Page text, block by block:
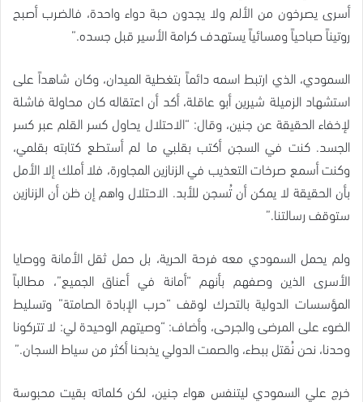
أسرى يصرخون من الألم ولا يجدون حبة دواء واحدة، فالضرب أصبح
روتيناً صباحياً ومسائياً يستهدف كرامة الأسير قبل جسده.”
السمودي، الذي ارتبط اسمه دائماً بتغطية الميدان، وكان شاهداً على
استشهاد الزميلة شيرين أبو عاقلة، أكد أن اعتقاله كان محاولة فاشلة
لإخفاء الحقيقة عن جنين، وقال: “الاحتلال يحاول كسر القلم عبر كسر
الجسد. كنت في السجن أكتب بقلبي ما لم أستطع كتابته بقلمي،
وكنت أسمع صرخات التعذيب في الزنازين المجاورة، فلا أملك إلا الأمل
بأن الحقيقة لا يمكن أن تُسجن للأبد. الاحتلال واهم إن ظن أن الزنازين
ستوقف رسالتنا.”
ولم يحمل السمودي معه فرحة الحرية، بل حمل ثقل الأمانة ووصايا
الأسرى الذين وصفهم بأنهم “أمانة في أعناق الجميع”، مطالباً
المؤسسات الدولية بالتحرك لوقف “حرب الإبادة الصامتة” وتسليط
الضوء على المرضى والجرحى، وأضاف: “وصيتهم الوحيدة لي: لا تتركونا
وحدنا، نحن نُقتل ببطء، والصمت الدولي يذبحنا أكثر من سياط السجان.”
خرج علي السمودي ليتنفس هواء جنين، لكن كلماته بقيت محبوسة